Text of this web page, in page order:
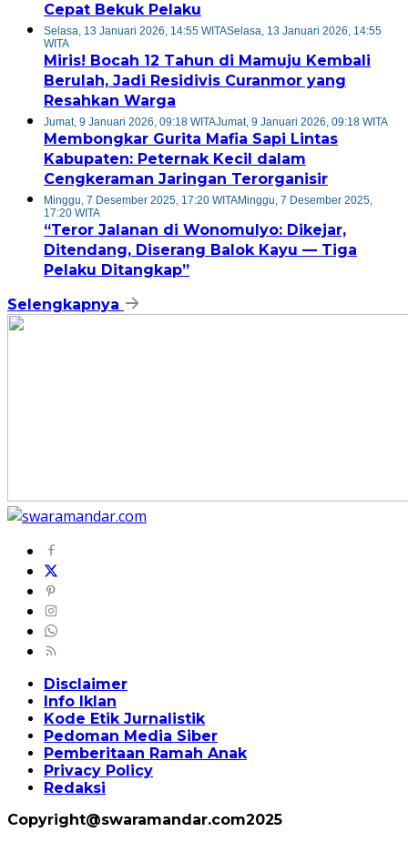
Cepat Bekuk Pelaku
Selasa, 13 Januari 2026, 14:55 WITASelasa, 13 Januari 2026, 14:55
WITA
Miris! Bocah 12 Tahun di Mamuju Kembali
Berulah, Jadi Residivis Curanmor yang
Resahkan Warga
Jumat, 9 Januari 2026, 09:18 WITAJumat, 9 Januari 2026, 09:18 WITA
Membongkar Gurita Mafia Sapi Lintas
Kabupaten: Peternak Kecil dalam
Cengkeraman Jaringan Terorganisir
Minggu, 7 Desember 2025, 17:20 WITAMinggu, 7 Desember 2025,
17:20 WITA
“Teror Jalanan di Wonomulyo: Dikejar,
Ditendang, Diserang Balok Kayu — Tiga
Pelaku Ditangkap”
Selengkapnya
Disclaimer
Info Iklan
Kode Etik Jurnalistik
Pedoman Media Siber
Pemberitaan Ramah Anak
Privacy Policy
Redaksi
Copyright@swaramandar.com2025